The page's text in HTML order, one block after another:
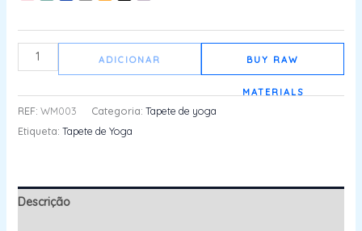
ADICIONAR BUY RAW
MATERIALS
REF: WM003 Categoria: Tapete de yoga
Etiqueta: Tapete de Yoga
Descrição